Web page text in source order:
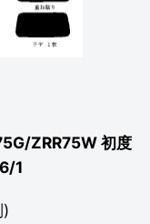
ZRR75W 初度
1
)